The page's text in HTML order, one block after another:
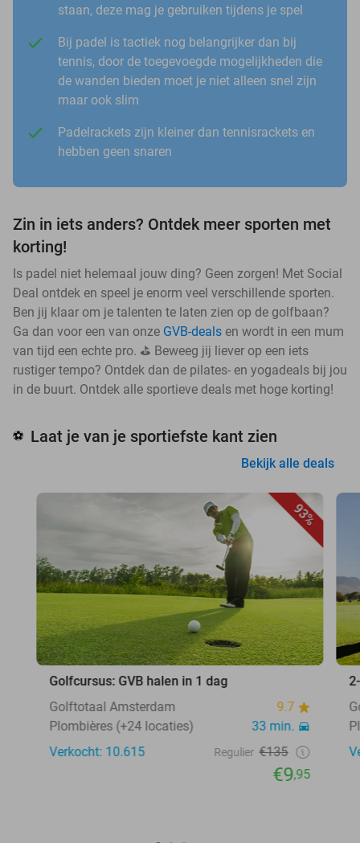
staan, deze mag je gebruiken tijdens je spel
Bij padel is tactiek nog belangrijker dan bij
tennis, door de toegevoegde mogelijkheden die
de wanden bieden moet je niet alleen snel zijn
maar ook slim
Padelrackets zijn kleiner dan tennisrackets en
hebben geen snaren
Zin in iets anders? Ontdek meer sporten met
korting!
Is padel niet helemaal jouw ding? Geen zorgen! Met Social
Deal ontdek en speel je enorm veel verschillende sporten.
Ben jij klaar om je talenten te laten zien op de golfbaan?
Ga dan voor een van onze GVB-deals en wordt in een mum
van tijd een echte pro. ⛳ Beweeg jij liever op een iets
rustiger tempo? Ontdek dan de pilates- en yogadeals bij jou
in de buurt. Ontdek alle sportieve deals met hoge korting!
⚽ Laat je van je sportiefste kant zien
Bekijk alle deals
93%
Golfcursus: GVB halen in 1 dag
Golftotaal Amsterdam
9.7
Plombières (+24 locaties)
33 min.
Verkocht: 10.615
Regulier €135
€9,95